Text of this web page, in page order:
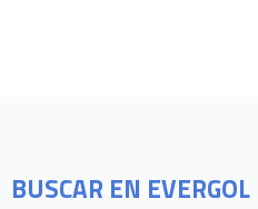
BUSCAR EN EVERGOL